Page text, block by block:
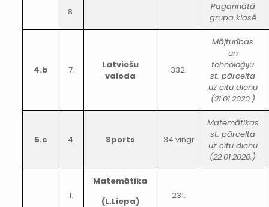
8.
Pagarinātā
grupa klasē
4.b 7.
Latviešu
valoda
332.
Mājturības
un
tehnoloģiju
st. pārcelta
uz citu dienu
(21.01.2020.)
5.c 4. Sports 34.vingr
Matemātikas
st. pārcelta
uz citu dienu
(22.01.2020.)
1.
Matemātika
(L.Liepa)
231.